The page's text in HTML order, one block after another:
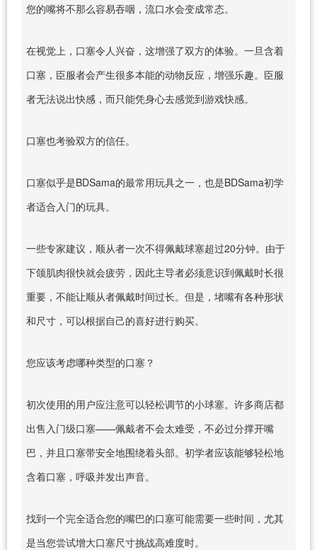
您的嘴将不那么容易吞咽，流口水会变成常态。
在视觉上，口塞令人兴奋，这增强了双方的体验。一旦含着
口塞，臣服者会产生很多本能的动物反应，增强乐趣。臣服
者无法说出快感，而只能凭身心去感觉到游戏快感。
口塞也考验双方的信任。
口塞似乎是BDSama的最常用玩具之一，也是BDSama初学
者适合入门的玩具。
一些专家建议，顺从者一次不得佩戴球塞超过20分钟。由于
下颌肌肉很快就会疲劳，因此主导者必须意识到佩戴时长很
重要，不能让顺从者佩戴时间过长。但是，堵嘴有各种形状
和尺寸，可以根据自己的喜好进行购买。
您应该考虑哪种类型的口塞？
初次使用的用户应注意可以轻松调节的小球塞。许多商店都
出售入门级口塞——佩戴者不会太难受，不必过分撑开嘴
巴，并且口塞带安全地围绕着头部。初学者应该能够轻松地
含着口塞，呼吸并发出声音。
找到一个完全适合您的嘴巴的口塞可能需要一些时间，尤其
是当您尝试增大口塞尺寸挑战高难度时。